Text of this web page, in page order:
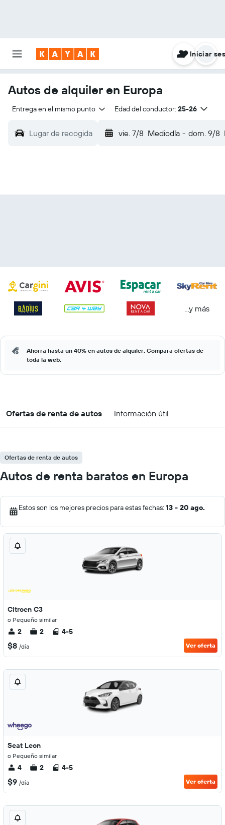
Iniciar
Autos de alquiler en Europa
Entrega en el mismo punto Edad del conductor: 25-26
Lugar de recogida vie. 7/8 Mediodía - dom. 9/8
...y más
Ahorra hasta un 40% en autos de alquiler. Compara ofertas de
toda la web.
Ofertas de renta de autos Información útil
Ofertas de renta de autos
Autos de renta baratos en Europa
Estos son los mejores precios para estas fechas: 13 - 20 ago.
Citroen C3
o Pequeño similar
2 2 4-5
$8 /día Ver oferta
Seat Leon
o Pequeño similar
4 2 4-5
$9 /día Ver oferta